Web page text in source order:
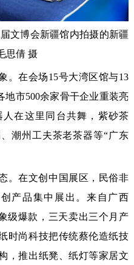
文博会新疆馆内拍摄的新疆
思倩 摄
在会场15号大湾区馆与13
地市500余家骨干企业重装亮
在这里同台共舞，紫砂茶
潮州工夫茶老茶器等“广东
在文创中国展区，民俗非
产品集中展出。来自广西
级爆款，三天卖出三个月产
时尚科技把传统蔡伦造纸技
，推出纸凳、纸灯等家居文